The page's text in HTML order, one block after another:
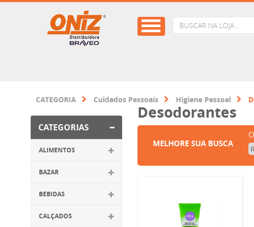
CATEGORIA Cuidados Pessoais Higiene Pessoal
CATEGORIAS
ALIMENTOS
BAZAR
BEBIDAS
CALÇADOS
Desodorantes
MELHORE SUA BUSCA